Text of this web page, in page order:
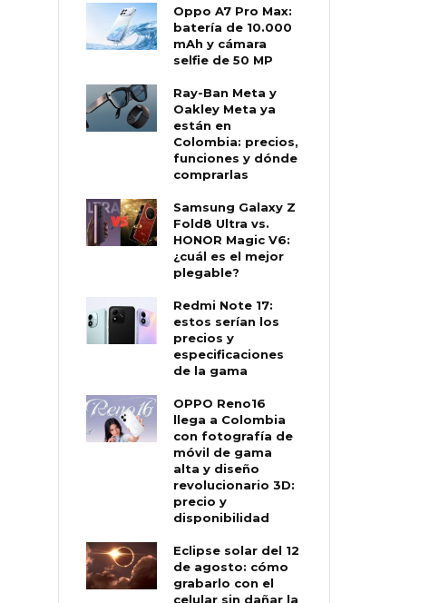
Oppo A7 Pro Max:
batería de 10.000
mAh y cámara
selfie de 50 MP
Ray-Ban Meta y
Oakley Meta ya
están en
Colombia: precios,
funciones y dónde
comprarlas
Samsung Galaxy Z
Fold8 Ultra vs.
HONOR Magic V6:
¿cuál es el mejor
plegable?
Redmi Note 17:
estos serían los
precios y
especificaciones
de la gama
OPPO Reno16
llega a Colombia
con fotografía de
móvil de gama
alta y diseño
revolucionario 3D:
precio y
disponibilidad
Eclipse solar del 12
de agosto: cómo
grabarlo con el
celular sin dañar la